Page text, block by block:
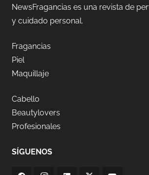
NewsFragancias es una revista de
y cuidado personal.
Fragancias
Piel
Maquillaje
Cabello
Beautylovers
Profesionales
SÍGUENOS